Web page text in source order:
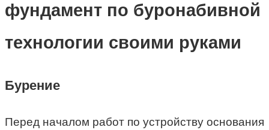
фундамент по буронабивной
технологии своими руками
Бурение
Перед началом работ по устройству основания